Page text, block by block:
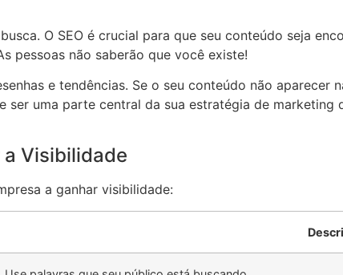
O SEO é crucial para que seu conteúdo seja
pessoas não saberão que você existe!
e tendências. Se o seu conteúdo não aparecer
uma parte central da sua estratégia de
a Visibilidade
a ganhar visibilidade: